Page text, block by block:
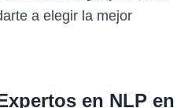
a elegir la mejor
en NLP en